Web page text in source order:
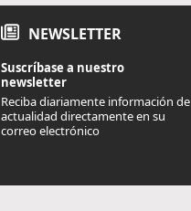
NEWSLETTER
Suscríbase a nuestro
newsletter
Reciba diariamente información de
actualidad directamente en su
correo electrónico